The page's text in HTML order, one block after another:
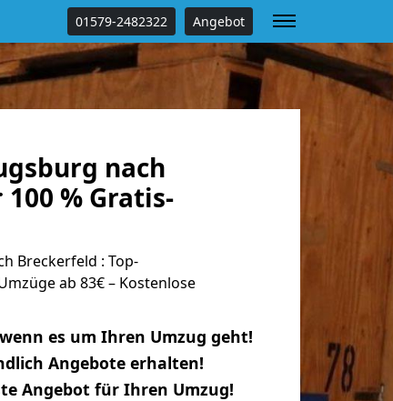
01579-2482322 Angebot
nach
% Gratis-
Breckerfeld : Top-
ab 83€ – Kostenlose
es um Ihren Umzug geht!
Angebote erhalten!
Angebot für Ihren Umzug!